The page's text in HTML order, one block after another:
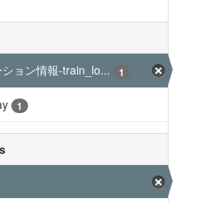
ョン情報-train_lo...
1
1